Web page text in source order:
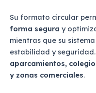
Su formato circular
forma segura y
mientras que su
estabilidad y
aparcamientos,
y zonas comerciales.